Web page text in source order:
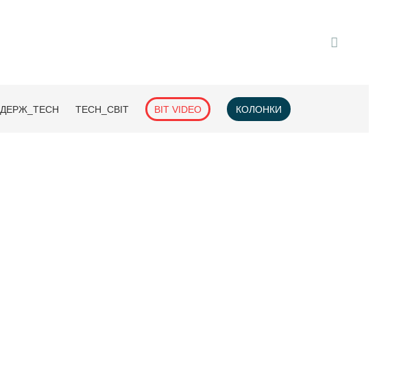
ДЕРЖ_TECH TECH_СВІТ BIT VIDEO КОЛОНКИ